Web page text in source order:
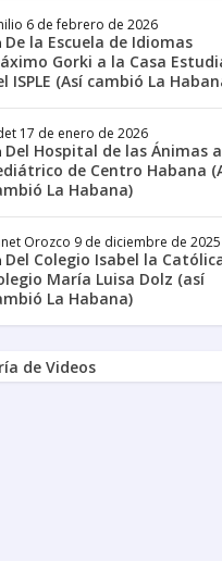
6 de febrero de 2026
De la Escuela de Idiomas
Gorki a la Casa
ISPLE (Así cambió La
17 de enero de 2026
Del Hospital de las Ánimas
de Centro Habana
La Habana)
Orozco 9 de diciembre de 2025
Del Colegio Isabel la
María Luisa Dolz (así
La Habana)
de Videos